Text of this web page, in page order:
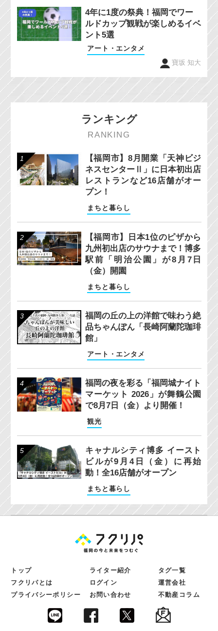
4年に1度の祭典！福岡でワー
ルドカップ観戦が楽しめるイベ
ント5選
アート・エンタメ
寶坂 知大
ランキング
RANKING
【福岡市】8月開業「天神ビジ
ネスセンターⅡ」に日本初出店
レストランなど16店舗がオー
プン！
まちと暮らし
【福岡市】日本1位のピザから
九州初出店のサウナまで！博多
駅前「明治公園」が8月7日
（金）開園
まちと暮らし
福岡の丘の上の洋館で味わう絶
品ちゃんぽん「長崎阿蘭陀珈琲
館」
アート・エンタメ
福岡の夜を彩る「福岡城ナイト
マーケット 2026」が舞鶴公園
で8月7日（金）より開催！
観光
キャナルシティ博多 イースト
ビルが9月4日（金）に再始
動！全16店舗がオープン
まちと暮らし
トップ ライター紹介
タグ一覧
フクリパとは
ログイン
運営会社
プライバシーポリシー
お問い合わせ 不動産コラム